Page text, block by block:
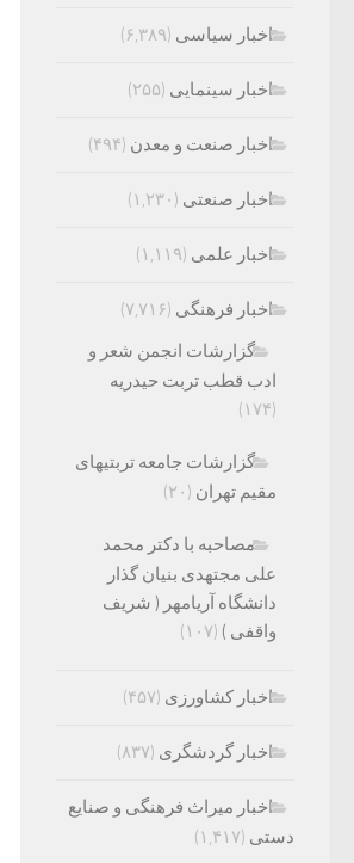
اخبار سیاسی (۶,۳۸۹)
اخبار سینمایی (۲۵۵)
اخبار صنعت و معدن (۴۹۴)
اخبار صنعتی (۱,۲۳۰)
اخبار علمی (۱,۱۱۹)
اخبار فرهنگی (۷,۷۱۶)
گزارشات انجمن شعر و
ادب قطب تربت حیدریه
(۱۷۴)
گزارشات جامعه تربتیهای
مقیم تهران (۲۰)
مصاحبه با دکتر محمد
علی مجتهدی بنیان گذار
دانشگاه آریامهر ( شریف
واقفی ) (۱۰۷)
اخبار کشاورزی (۴۵۷)
اخبار گردشگری (۸۳۷)
اخبار میراث فرهنگی و صنایع
دستی (۱,۴۱۷)